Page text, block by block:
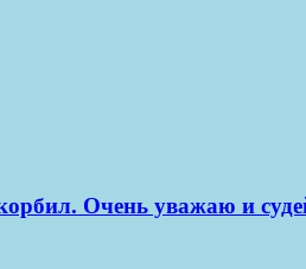
Очень уважаю и